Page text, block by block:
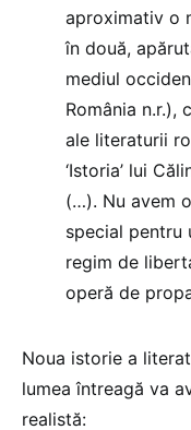
aproximativ o
în două,
mediul
România n.r.),
ale literaturii
‘Istoria’ lui
(…). Nu avem
special pentru
regim de
operă de
Noua istorie a
lumea întreagă va
realistă: